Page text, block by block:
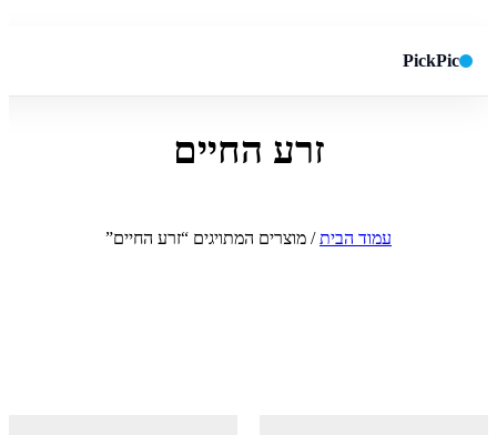
PickPic
חפש
זרע החיים
עמוד הבית/ מוצרים המתויגים “זרע החיים”